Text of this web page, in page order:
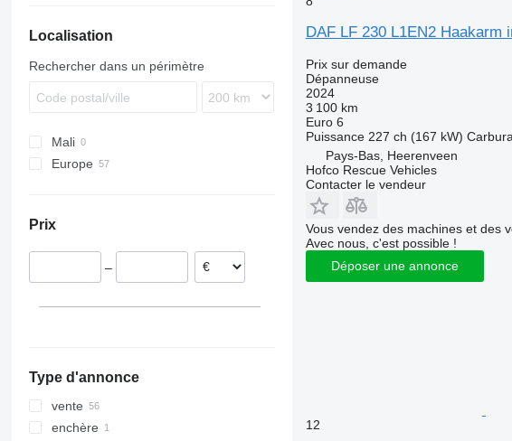
Localisation
Rechercher dans un périmètre
Mali
Europe
Lituanie
Royaume-Uni
Prix
–
Type d'annonce
vente
enchère
DAF LF 230 L1EN2 Haakarm
Prix sur demande
Dépanneuse
2024
3 100 km
Euro 6
Puissance 227 ch (167 kW)
Pays-Bas, Heerenveen
Hofco Rescue Vehicles
Contacter le vendeur
Vous vendez des machines et des
Avec nous, c'est possible !
Déposer une annonce
12